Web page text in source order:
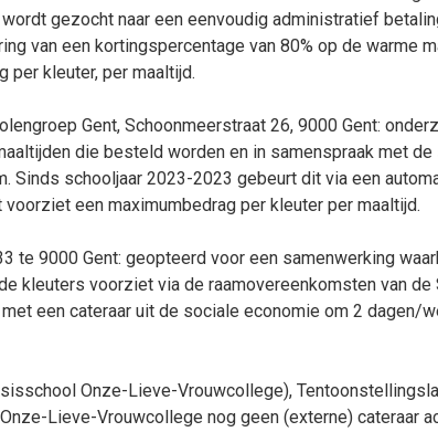
gezocht naar een eenvoudig administratief
van een kortingspercentage van 80% op de warme
per kleuter, per maaltijd.
Gent, Schoonmeerstraat 26, 9000 Gent:
die besteld worden en in samenspraak met
schooljaar 2023-2023 gebeurt dit via een
een maximumbedrag per kleuter per maaltijd.
9000 Gent: geopteerd voor een samenwerking
kleuters voorziet via de raamovereenkomsten van de
een cateraar uit de sociale economie om 2 dagen/
Onze-Lieve-Vrouwcollege),
Lieve-Vrouwcollege nog geen (externe) cateraar